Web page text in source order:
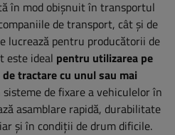
în mod obișnuit în transportul
de transport, cât și de
lucrează pentru producătorii de
este ideal pentru utilizarea pe
tractare cu unul sau mai
de fixare a vehiculelor în
asamblare rapidă, durabilitate
și în condiții de drum dificile.